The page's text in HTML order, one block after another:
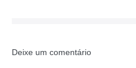
Deixe um comentário